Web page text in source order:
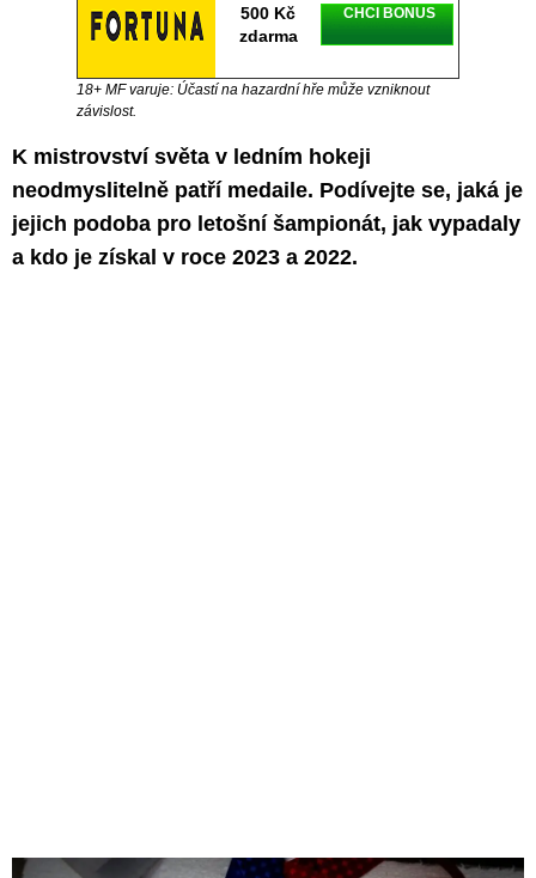
500 Kč
zdarma
CHCI BONUS
18+ MF varuje: Účastí na hazardní hře může vzniknout
závislost.
K mistrovství světa v ledním hokeji
neodmyslitelně patří medaile. Podívejte se, jaká je
jejich podoba pro letošní šampionát, jak vypadaly
a kdo je získal v roce 2023 a 2022.